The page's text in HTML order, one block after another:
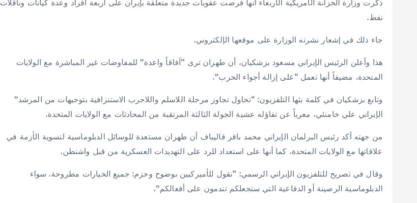
ذكرت وزارة الخزانة الأمريكية الأربعاء أنها فرضت عقوبات جديدة متعلقة بإيران على أربعة أفراد وعدة كيانات وناقلات
نفط.
جاء ذلك في إشعار نشرته الوزارة على موقعها الإلكتروني.
هذا وأعلن الرئيس الإيراني مسعود بزشكيان، أن طهران ترى “آفاقاً واعدة” للمفاوضات غير المباشرة مع الولايات
المتحدة، مضيفاً أنها تعمل “على إزالة أجواء الحرب”.
وتابع بزشكيان في كلمة بثها التلفزيون: “نحاول تجاوز مرحلة اللاسلم واللاحرب الاستنزافية بتوجيهات من المرشد”
الإيراني علي خامنئي، معرباً عن تفاؤله عشية الجولة الثالثة المرتقبة من المحادثات مع الولايات المتحدة.
من جهته أكد رئيس البرلمان الإيراني محمد باقر قاليباف أن طهران مستعدة للوسائل الدبلوماسية لتسوية الأزمة في
علاقاتها مع الولايات المتحدة، كما أنها على استعداد للرد على التهديدات العسكرية من قبل واشنطن.
وقال في تصريح للتلفزيون الإيراني الرسمي: “نقول للأميركيين بوضوح وحزم: جميع الخيارات مطروحة. سواء
الدبلوماسية الرصينة أو الدفاعية التي ستجعلكم تندمون على أفعالكم”.